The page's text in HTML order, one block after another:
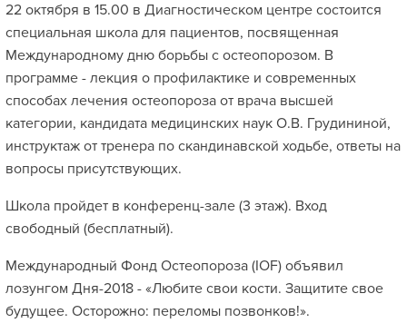
22 октября в 15.00 в Диагностическом центре состоится
специальная школа для пациентов, посвященная
Международному дню борьбы с остеопорозом. В
программе - лекция о профилактике и современных
способах лечения остеопороза от врача высшей
категории, кандидата медицинских наук О.В. Грудининой,
инструктаж от тренера по скандинавской ходьбе, ответы на
вопросы присутствующих.
Школа пройдет в конференц-зале (3 этаж). Вход
свободный (бесплатный).
Международный Фонд Остеопороза (IOF) объявил
лозунгом Дня-2018 - «Любите свои кости. Защитите свое
будущее. Осторожно: переломы позвонков!».